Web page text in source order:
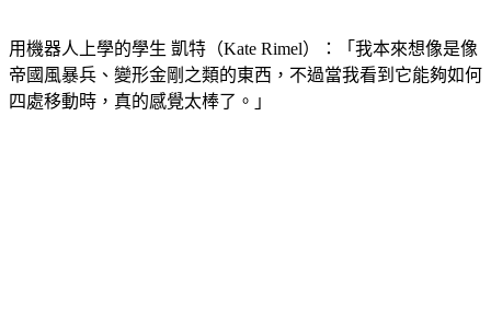
用機器人上學的學生 凱特（Kate Rimel）：「我本來想像是像
帝國風暴兵、變形金剛之類的東西，不過當我看到它能夠如何
四處移動時，真的感覺太棒了。」